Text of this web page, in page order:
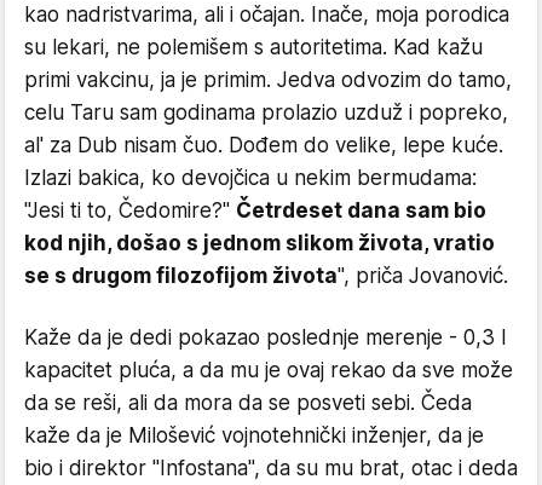
kao nadristvarima, ali i očajan. Inače, moja porodica
su lekari, ne polemišem s autoritetima. Kad kažu
primi vakcinu, ja je primim. Jedva odvozim do tamo,
celu Taru sam godinama prolazio uzduž i popreko,
al' za Dub nisam čuo. Dođem do velike, lepe kuće.
Izlazi bakica, ko devojčica u nekim bermudama:
"Jesi ti to, Čedomire?" Četrdeset dana sam bio
kod njih, došao s jednom slikom života, vratio
se s drugom filozofijom života", priča Jovanović.
Kaže da je dedi pokazao poslednje merenje - 0,3 l
kapacitet pluća, a da mu je ovaj rekao da sve može
da se reši, ali da mora da se posveti sebi. Čeda
kaže da je Milošević vojnotehnički inženjer, da je
bio i direktor "Infostana", da su mu brat, otac i deda